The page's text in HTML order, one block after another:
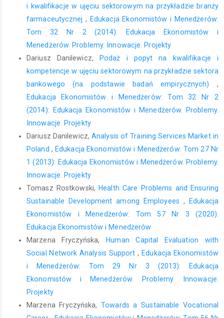
i kwalifikacje w ujęciu sektorowym na przykładzie branży
farmaceutycznej, Edukacja Ekonomistów i Menedżerów:
Tom 32 Nr 2 (2014): Edukacja Ekonomistów i
Menedżerów. Problemy. Innowacje. Projekty
Dariusz Danilewicz, Podaż i popyt na kwalifikacje i
kompetencje w ujęciu sektorowym na przykładzie sektora
bankowego (na podstawie badań empirycznych) ,
Edukacja Ekonomistów i Menedżerów: Tom 32 Nr 2
(2014): Edukacja Ekonomistów i Menedżerów. Problemy.
Innowacje. Projekty
Dariusz Danilewicz,Analysis of Training Services Market in
Poland ,Edukacja Ekonomistów i Menedżerów: Tom 27 Nr
1 (2013): Edukacja Ekonomistów i Menedżerów. Problemy.
Innowacje. Projekty
Tomasz Rostkowski,Health Care Problems and Ensuring
Sustainable Development among Employees ,Edukacja
Ekonomistów i Menedżerów: Tom 57 Nr 3 (2020):
Edukacja Ekonomistów i Menedżerów
Marzena Fryczyńska,Human Capital Evaluation with
Social Network Analysis Support,Edukacja Ekonomistów
i Menedżerów: Tom 29 Nr 3 (2013): Edukacja
Ekonomistów i Menedżerów. Problemy. Innowacje.
Projekty
Marzena Fryczyńska,Towards a Sustainable Vocational